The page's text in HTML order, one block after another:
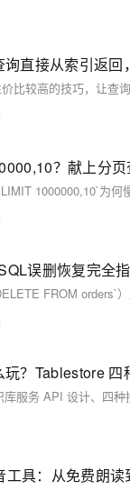
直接从索引返回
？献上分
？Tablestore 四
工具：从免费朗